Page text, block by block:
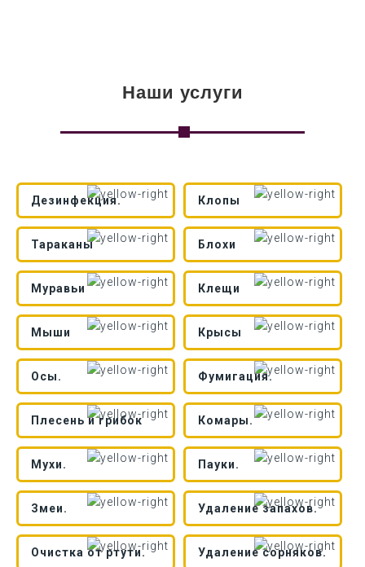
Наши услуги
Дезинфекция. Клопы
Тараканы Блохи
Муравьи Клещи
Мыши Крысы
Осы. Фумигация.
Плесень и грибок Комары.
Мухи. Пауки.
Змеи. Удаление запахов.
Очистка от ртути. Удаление сорняков.